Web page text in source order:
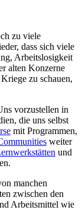
zu viele
dass sich viele
Arbeitslosigkeit
alten Konzerne
zu schauen,
vorzustellen in
die uns selbst
mit Programmen,
weiter
und
manchen
zwischen den
Arbeitsmittel wie